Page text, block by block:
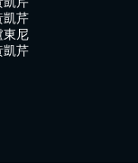
凱芹
東尼
凱芹